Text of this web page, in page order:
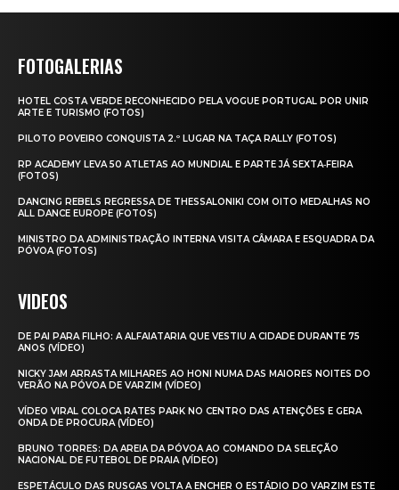
FOTOGALERIAS
HOTEL COSTA VERDE RECONHECIDO PELA VOGUE PORTUGAL POR UNIR
ARTE E TURISMO (FOTOS)
PILOTO POVEIRO CONQUISTA 2.º LUGAR NA TAÇA RALLY (FOTOS)
RP ACADEMY LEVA 50 ATLETAS AO MUNDIAL E PARTE JÁ SEXTA‑FEIRA
(FOTOS)
DANCING REBELS REGRESSA DE THESSALONIKI COM OITO MEDALHAS NO
ALL DANCE EUROPE (FOTOS)
MINISTRO DA ADMINISTRAÇÃO INTERNA VISITA CÂMARA E ESQUADRA DA
PÓVOA (FOTOS)
VIDEOS
DE PAI PARA FILHO: A ALFAIATARIA QUE VESTIU A CIDADE DURANTE 75
ANOS (VÍDEO)
NICKY JAM ARRASTA MILHARES AO HONI NUMA DAS MAIORES NOITES DO
VERÃO NA PÓVOA DE VARZIM (VÍDEO)
VÍDEO VIRAL COLOCA RATES PARK NO CENTRO DAS ATENÇÕES E GERA
ONDA DE PROCURA (VÍDEO)
BRUNO TORRES: DA AREIA DA PÓVOA AO COMANDO DA SELEÇÃO
NACIONAL DE FUTEBOL DE PRAIA (VÍDEO)
ESPETÁCULO DAS RUSGAS VOLTA A ENCHER O ESTÁDIO DO VARZIM ESTE